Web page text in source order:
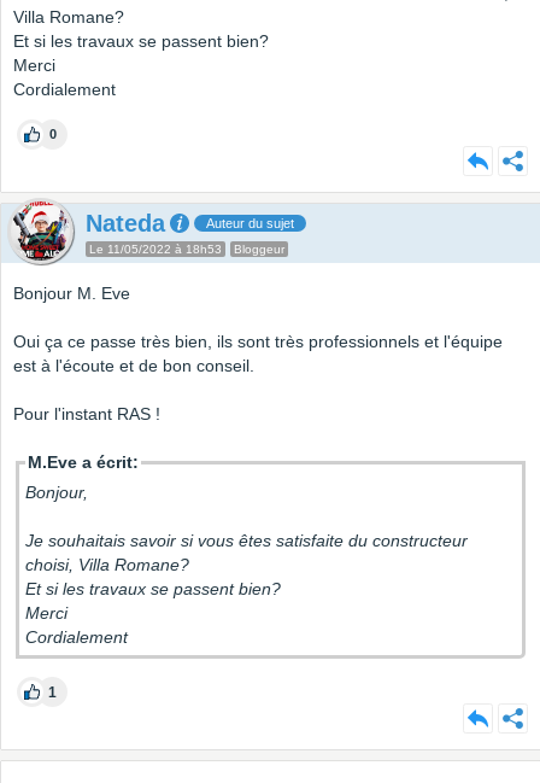
Villa Romane?
Et si les travaux se passent bien?
Merci
Cordialement
0
Nateda Auteur du sujet
Le 11/05/2022 à 18h53 Bloggeur
Bonjour M. Eve
Oui ça ce passe très bien, ils sont très professionnels et l'équipe
est à l'écoute et de bon conseil.
Pour l'instant RAS !
M.Eve a écrit:
Bonjour,
Je souhaitais savoir si vous êtes satisfaite du constructeur
choisi, Villa Romane?
Et si les travaux se passent bien?
Merci
Cordialement
1